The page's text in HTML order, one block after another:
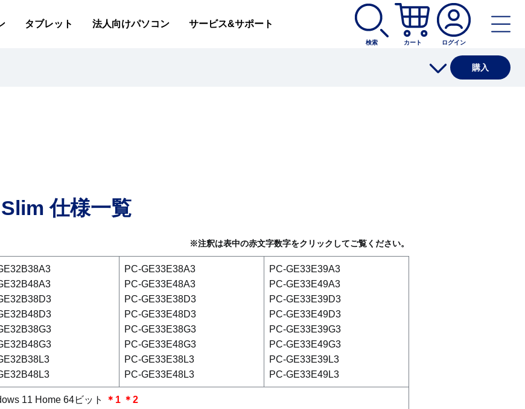
タブレット 法人向けパソコン サービス&サポート
検索 カート ログイン
購入
仕様一覧
※注釈は表中の赤文字数字をクリックしてご覧ください。
PC-GE33E38A3
PC-GE33E48A3
PC-GE33E38D3
PC-GE33E48D3
PC-GE33E38G3
PC-GE33E48G3
PC-GE33E38L3
PC-GE33E48L3
PC-GE33E39A3
PC-GE33E49A3
PC-GE33E39D3
PC-GE33E49D3
PC-GE33E39G3
PC-GE33E49G3
PC-GE33E39L3
PC-GE33E49L3
11 Home 64ビット ＊1 ＊2